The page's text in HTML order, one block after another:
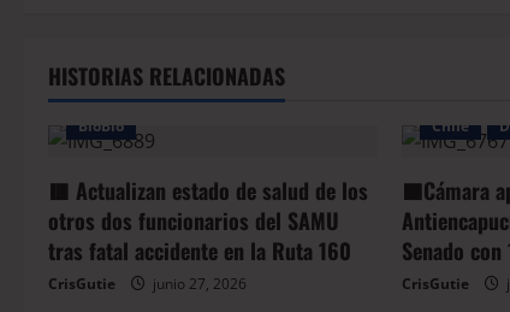
HISTORIAS RELACIONADAS
BioBio
🟥 Actualizan estado de salud de los
otros dos funcionarios del SAMU
tras fatal accidente en la Ruta 160
CrisGutie junio 27, 2026
Chile
🟦Cámara
Senado
CrisGutie